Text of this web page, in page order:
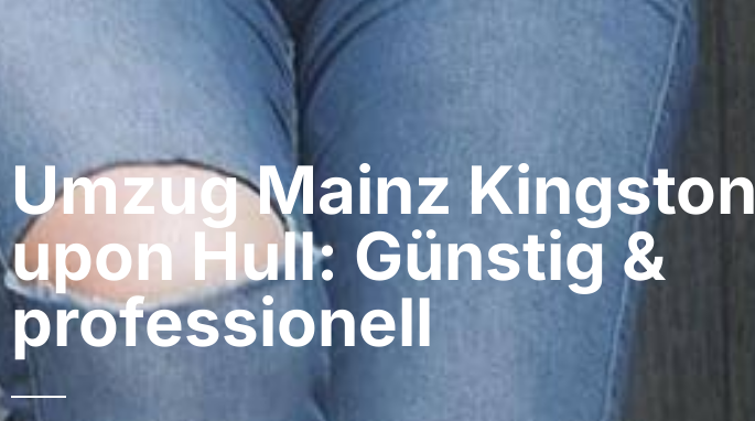
Umzug Mainz​ Kingston
upon Hull: Günstig &
professionell​